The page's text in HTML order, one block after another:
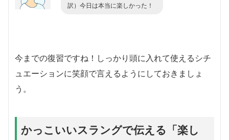
訳）今日は本当に楽しかった！
今までの復習ですね！しっかり頭に入れて使えるシチ
ュエーションに笑顔で言えるようにしておきましょ
う。
かっこいいスラングで伝える「楽し